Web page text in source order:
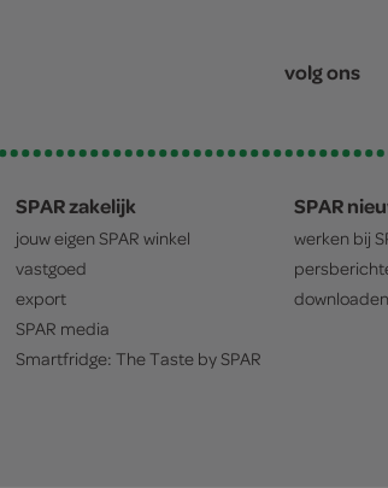
volg ons
SPAR zakelijk
jouw eigen SPAR winkel
vastgoed
export
SPAR media
Smartfridge: The Taste bySPAR
SPAR
werken bij
downloaden